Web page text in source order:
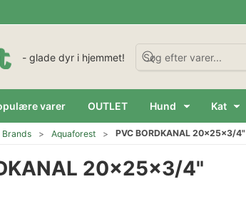
- glade dyr i hjemmet!
varer OUTLET Hund Kat
Brands Aquaforest PVC BORDKANAL 20x25x3/4"
20x25x3/4"